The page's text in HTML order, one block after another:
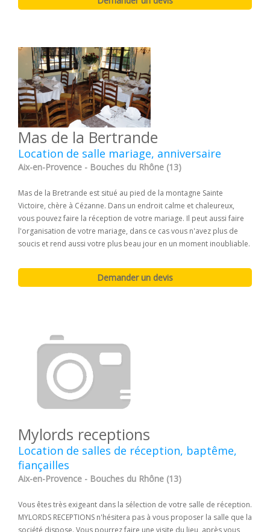
Mas de la Bertrande
Location de salle mariage, anniversaire
Aix-en-Provence - Bouches du Rhône (13)
Mas de la Bretrande est situé au pied de la montagne Sainte
Victoire, chère à Cézanne. Dans un endroit calme et chaleureux,
vous pouvez faire la réception de votre mariage. Il peut aussi faire
l'organisation de votre mariage, dans ce cas vous n'avez plus de
soucis et rend aussi votre plus beau jour en un moment inoubliable.
Mylords receptions
Location de salles de réception, baptême,
fiançailles
Aix-en-Provence - Bouches du Rhône (13)
Vous êtes très exigeant dans la sélection de votre salle de réception.
MYLORDS RECEPTIONS n'hésitera pas à vous proposer la salle que la
société dispose. Vous pourrez faire une visite du lieu, après vous